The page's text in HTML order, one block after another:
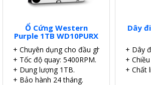
Ổ Cứng Western
Purple 1TB WD10PURX
+ Chuyên dụng cho đầu ghi.
+ Tốc độ quay: 5400RPM.
+ Dung lượng 1TB.
+ Bảo hành 24 tháng.
Dây
+ Dây
+
+ Chất